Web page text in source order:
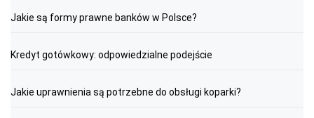
Jakie są formy prawne banków w Polsce?
Kredyt gotówkowy: odpowiedzialne podejście
Jakie uprawnienia są potrzebne do obsługi koparki?